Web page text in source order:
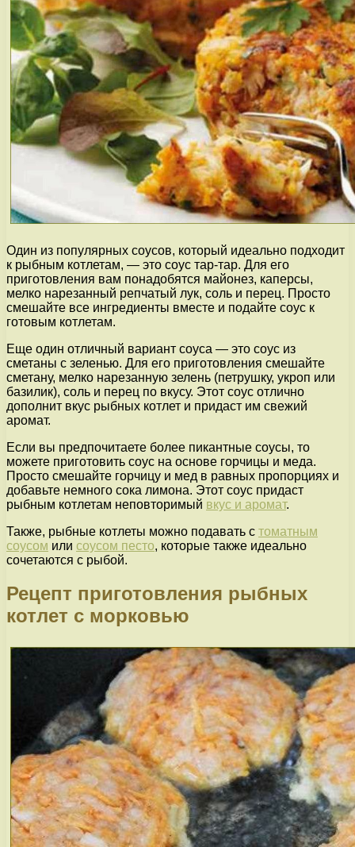
Один из популярных соусов, который идеально подходит
к рыбным котлетам, — это соус тар-тар. Для его
приготовления вам понадобятся майонез, каперсы,
мелко нарезанный репчатый лук, соль и перец. Просто
смешайте все ингредиенты вместе и подайте соус к
готовым котлетам.
Еще один отличный вариант соуса — это соус из
сметаны с зеленью. Для его приготовления смешайте
сметану, мелко нарезанную зелень (петрушку, укроп или
базилик), соль и перец по вкусу. Этот соус отлично
дополнит вкус рыбных котлет и придаст им свежий
аромат.
Если вы предпочитаете более пикантные соусы, то
можете приготовить соус на основе горчицы и меда.
Просто смешайте горчицу и мед в равных пропорциях и
добавьте немного сока лимона. Этот соус придаст
рыбным котлетам неповторимый вкус и аромат.
Также, рыбные котлеты можно подавать с томатным
соусом или соусом песто, которые также идеально
сочетаются с рыбой.
Рецепт приготовления рыбных
котлет с морковью